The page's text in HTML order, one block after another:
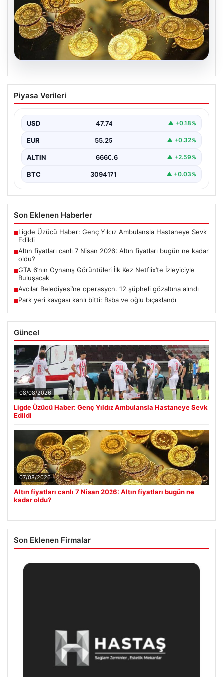
Altın fiyatları canlı 7 Nisan 2026: Altın
fiyatları bugün ne kadar oldu?
Piyasa Verileri
USD 47.74 ▲ +0.18%
EUR 55.25 ▲ +0.32%
ALTIN 6660.6 ▲ +2.59%
BTC 3094171 ▲ +0.03%
Son Eklenen Haberler
■Ligde Üzücü Haber: Genç Yıldız Ambulansla Hastaneye Sevk
Edildi
■Altın fiyatları canlı 7 Nisan 2026: Altın fiyatları bugün ne kadar
oldu?
■GTA 6’nın Oynanış Görüntüleri İlk Kez Netflix’te İzleyiciyle
Buluşacak
■Avcılar Belediyesi’ne operasyon. 12 şüpheli gözaltına alındı
■Park yeri kavgası kanlı bitti: Baba ve oğlu bıçaklandı
Güncel
08/08/2026
Ligde Üzücü Haber: Genç Yıldız Ambulansla Hastaneye Sevk
Edildi
07/08/2026
Altın fiyatları canlı 7 Nisan 2026: Altın fiyatları bugün ne
kadar oldu?
Son Eklenen Firmalar